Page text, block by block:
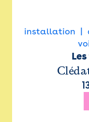
installation